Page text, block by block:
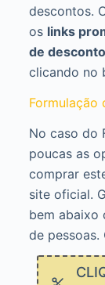
descontos.
os links
de desconto
clicando no
Formulação
No caso do
poucas as
comprar
site oficial.
bem abaixo
de pessoas.